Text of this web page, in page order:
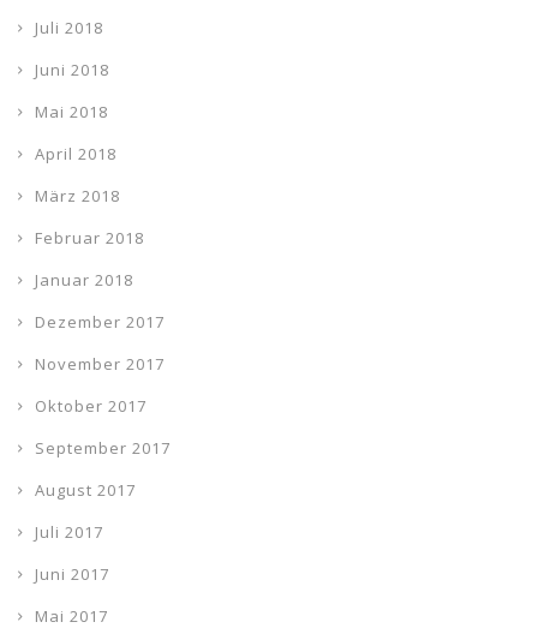
Juli 2018
Juni 2018
Mai 2018
April 2018
März 2018
Februar 2018
Januar 2018
Dezember 2017
November 2017
Oktober 2017
September 2017
August 2017
Juli 2017
Juni 2017
Mai 2017